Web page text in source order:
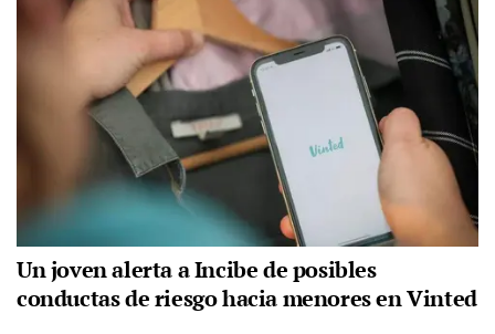
Un joven alerta a Incibe de posibles
conductas de riesgo hacia menores en Vinted